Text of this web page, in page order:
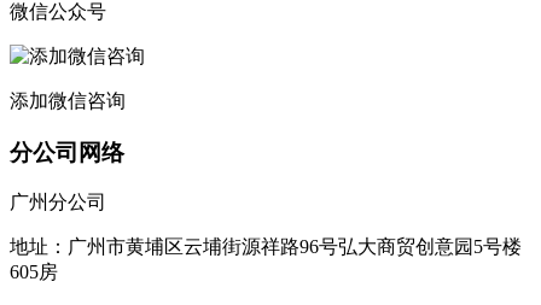
微信公众号
添加微信咨询
分公司网络
广州分公司
地址：广州市黄埔区云埔街源祥路96号弘大商贸创意园5号楼
605房